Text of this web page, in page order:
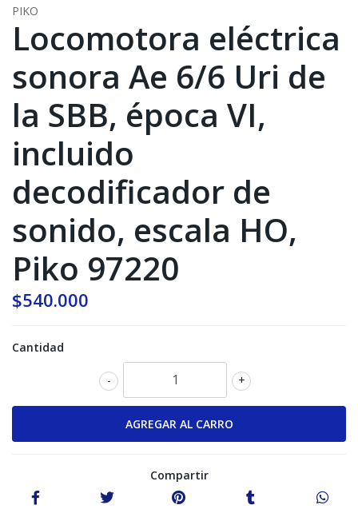
PIKO
Locomotora eléctrica
sonora Ae 6/6 Uri de
la SBB, época VI,
incluido
decodificador de
sonido, escala HO,
Piko 97220
$540.000
Cantidad
+
-
Compartir